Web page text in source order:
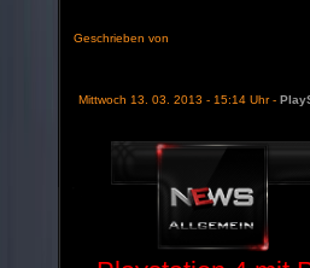
Geschrieben von
Mittwoch 13. 03. 2013 - 15:14 Uhr -